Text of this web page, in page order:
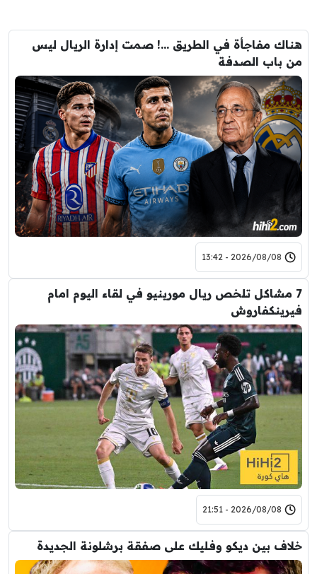
هناك مفاجأة في الطريق …! صمت إدارة الريال ليس
من باب الصدفة
2026/08/08 - 13:42
7 مشاكل تلخص ريال مورينيو في لقاء اليوم امام
فيرينكفاروش
2026/08/08 - 21:51
خلاف بين ديكو وفليك على صفقة برشلونة الجديدة